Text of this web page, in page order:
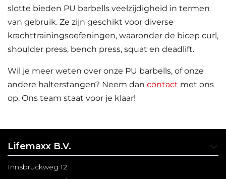
slotte bieden PU barbells veelzijdigheid in termen
van gebruik. Ze zijn geschikt voor diverse
krachttrainingsoefeningen, waaronder de bicep curl,
shoulder press, bench press, squat en deadlift.
Wil je meer weten over onze PU barbells, of onze
andere halterstangen? Neem dan contact met ons
op. Ons team staat voor je klaar!
Lifemaxx B.V.
Innsbruckweg 12